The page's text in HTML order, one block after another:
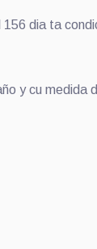
dia ta
y cu